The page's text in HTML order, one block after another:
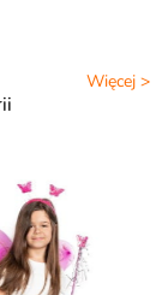
Więcej >